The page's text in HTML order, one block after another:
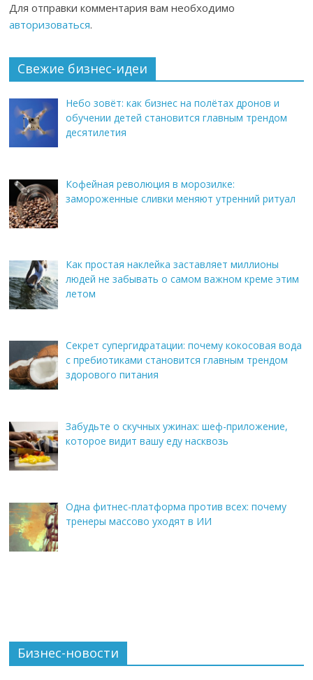
Для отправки комментария вам необходимо
авторизоваться.
Свежие бизнес-идеи
Небо зовёт: как бизнес на полётах дронов и
обучении детей становится главным трендом
десятилетия
Кофейная революция в морозилке:
замороженные сливки меняют утренний ритуал
Как простая наклейка заставляет миллионы
людей не забывать о самом важном креме этим
летом
Секрет супергидратации: почему кокосовая вода
с пребиотиками становится главным трендом
здорового питания
Забудьте о скучных ужинах: шеф-приложение,
которое видит вашу еду насквозь
Одна фитнес-платформа против всех: почему
тренеры массово уходят в ИИ
Бизнес-новости